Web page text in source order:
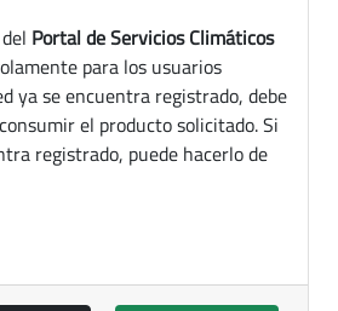
Portal de Servicios Climáticos
para los usuarios
ya se encuentra registrado, debe
el producto solicitado. Si
registrado, puede hacerlo de